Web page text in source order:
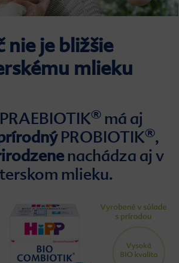
nie je bližšie
mlieku
® má aj
PROBIOTIK®,
nachádza aj v
mlieku.